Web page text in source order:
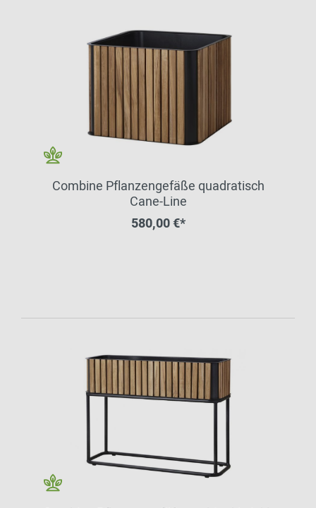
Combine Pflanzengefäße quadratisch
Cane-Line
580,00 €*